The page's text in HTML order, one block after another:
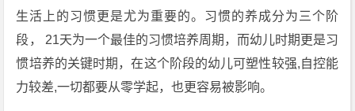
生活上的习惯更是尤为重要的。习惯的养成分为三个阶
段， 21天为一个最佳的习惯培养周期，而幼儿时期更是习
惯培养的关键时期，在这个阶段的幼儿可塑性较强,自控能
力较差,一切都要从零学起，也更容易被影响。